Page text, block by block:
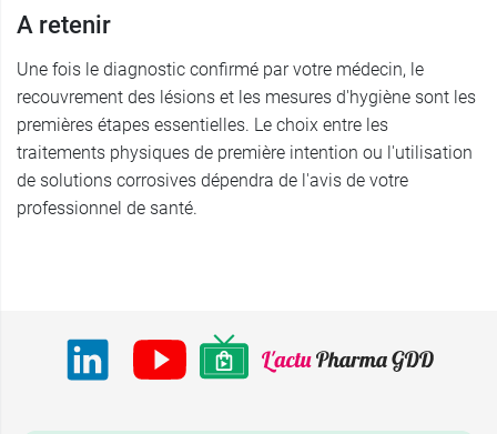
A retenir
Une fois le diagnostic confirmé par votre médecin, le
recouvrement des lésions et les mesures d'hygiène sont les
premières étapes essentielles. Le choix entre les
traitements physiques de première intention ou l'utilisation
de solutions corrosives dépendra de l'avis de votre
professionnel de santé.